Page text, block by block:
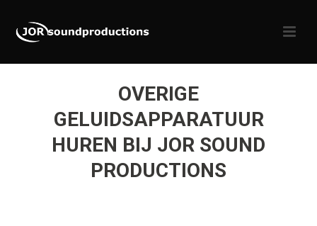
OVERIGE
GELUIDSAPPARATUUR
HUREN BIJ JOR SOUND
PRODUCTIONS